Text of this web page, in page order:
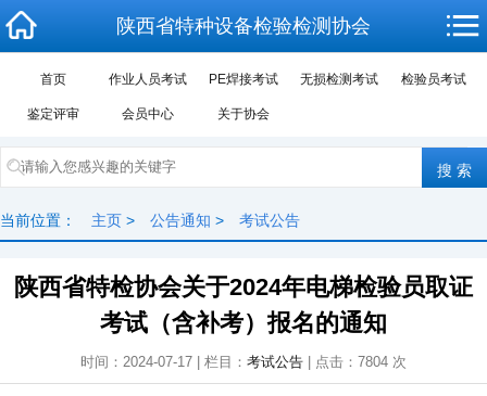
陕西省特种设备检验检测协会
首页 作业人员考试 PE焊接考试 无损检测考试 检验员考试
鉴定评审 会员中心 关于协会
当前位置： 主页 > 公告通知 > 考试公告
陕西省特检协会关于2024年电梯检验员取证
考试（含补考）报名的通知
时间：2024-07-17 | 栏目： 考试公告 | 点击： 7804 次